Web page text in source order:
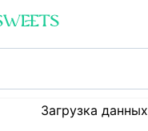
Загрузка